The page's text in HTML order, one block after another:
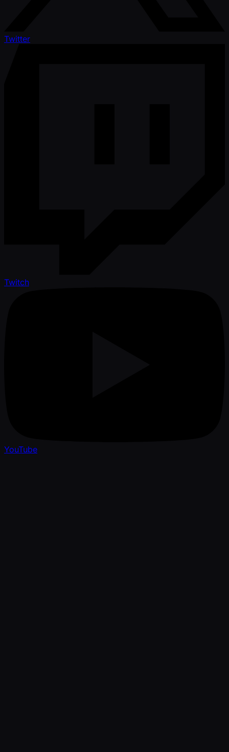
Twitter
Twitch
YouTube